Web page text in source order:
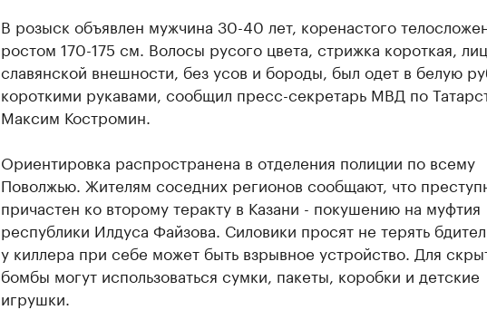
В розыск объявлен мужчина 30-40 лет, коренастого
ростом 170-175 см. Волосы русого цвета, стрижка короткая,
славянской внешности, без усов и бороды, был одет в белую
короткими рукавами, сообщил пресс-секретарь МВД по
Максим Костромин.
Ориентировка распространена в отделения полиции по всему
Поволжью. Жителям соседних регионов сообщают, что
причастен ко второму теракту в Казани - покушению на муфтия
республики Илдуса Файзова. Силовики просят не терять
у киллера при себе может быть взрывное устройство. Для
бомбы могут использоваться сумки, пакеты, коробки и детские
игрушки.